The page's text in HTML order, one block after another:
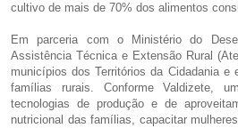
cultivo de mais de 70% dos alimentos
Em parceria com o Ministério do
Assistência Técnica e Extensão Rural
municípios dos Territórios da Cidadania
famílias rurais. Conforme Valdizete,
tecnologias de produção e de
nutricional das famílias, capacitar